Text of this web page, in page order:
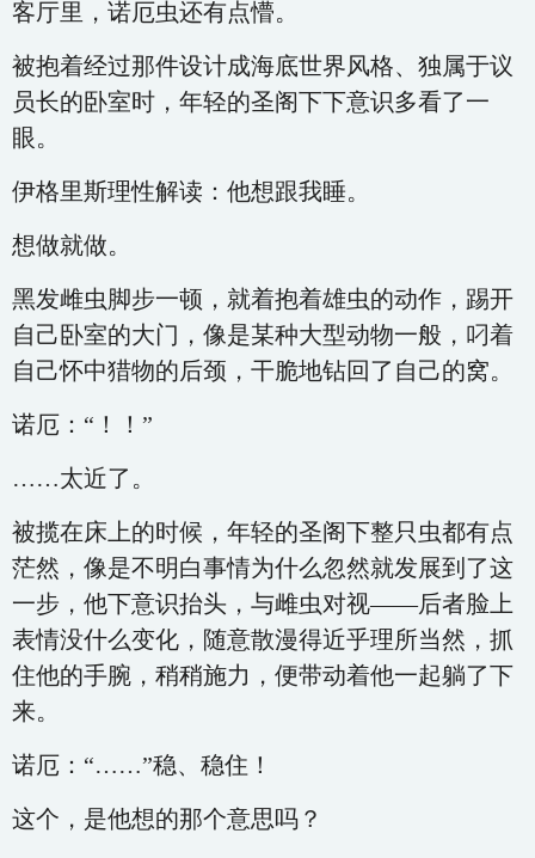
客厅里，诺厄虫还有点懵。
被抱着经过那件设计成海底世界风格、独属于议
员长的卧室时，年轻的圣阁下下意识多看了一
眼。
伊格里斯理性解读：他想跟我睡。
想做就做。
黑发雌虫脚步一顿，就着抱着雄虫的动作，踢开
自己卧室的大门，像是某种大型动物一般，叼着
自己怀中猎物的后颈，干脆地钻回了自己的窝。
诺厄：“！！”
……太近了。
被揽在床上的时候，年轻的圣阁下整只虫都有点
茫然，像是不明白事情为什么忽然就发展到了这
一步，他下意识抬头，与雌虫对视——后者脸上
表情没什么变化，随意散漫得近乎理所当然，抓
住他的手腕，稍稍施力，便带动着他一起躺了下
来。
诺厄：“……”稳、稳住！
这个，是他想的那个意思吗？